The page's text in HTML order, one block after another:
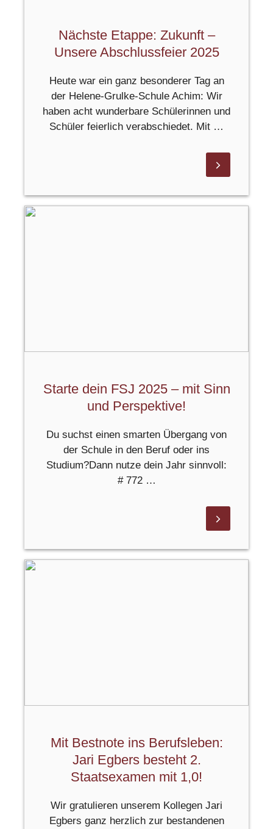
Nächste Etappe: Zukunft –
Unsere Abschlussfeier 2025
Heute war ein ganz besonderer Tag an
der Helene-Grulke-Schule Achim: Wir
haben acht wunderbare Schülerinnen und
Schüler feierlich verabschiedet. Mit …
Starte dein FSJ 2025 – mit Sinn
und Perspektive!
Du suchst einen smarten Übergang von
der Schule in den Beruf oder ins
Studium?Dann nutze dein Jahr sinnvoll:
# 772 …
Mit Bestnote ins Berufsleben:
Jari Egbers besteht 2.
Staatsexamen mit 1,0!
Wir gratulieren unserem Kollegen Jari
Egbers ganz herzlich zur bestandenen